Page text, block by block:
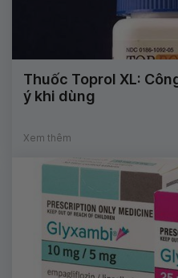
Thuốc Toprol XL:
ý khi dùng
Xem thêm